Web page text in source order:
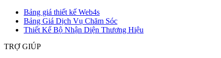
Bảng giá thiết kế Web4s
Bảng Giá Dịch Vụ Chăm Sóc
Thiết Kế Bộ Nhận Diện Thương Hiệu
TRỢ GIÚP